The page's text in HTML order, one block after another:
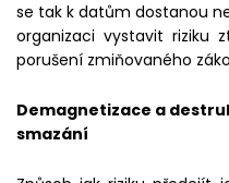
se tak k datům dostanou
organizaci vystavit riziku
porušení zmiňovaného
Demagnetizace a
smazání